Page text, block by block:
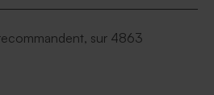
sur 4863